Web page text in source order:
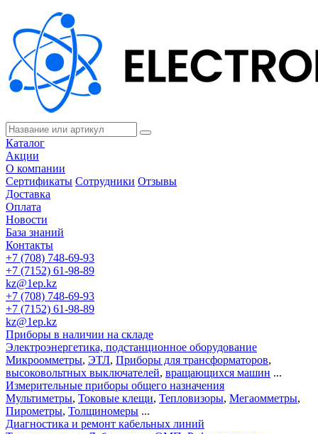
Каталог
Акции
О компании
Сертификаты Сотрудники Отзывы
Доставка
Оплата
Новости
База знаний
Контакты
+7 (708) 748-69-93
+7 (7152) 61-98-89
kz@1ep.kz
+7 (708) 748-69-93
+7 (7152) 61-98-89
kz@1ep.kz
Приборы в наличии на складе
Электроэнергетика, подстанционное оборудование
Микроомметры, ЭТЛ, Приборы для трансформаторов,
высоковольтных выключателей, вращающихся машин ...
Измерительные приборы общего назначения
Мультиметры, Токовые клещи, Тепловизоры, Мегаомметры,
Пирометры, Толщиномеры ...
Диагностика и ремонт кабельных линий